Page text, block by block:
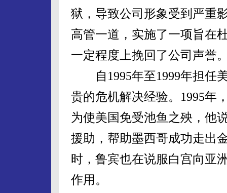
狱，导致公司形象受到严重
高管一道，实施了一项旨在
一定程度上挽回了公司声誉
自1995年至1999年担任
贵的危机解决经验。1995年
为使美国免受池鱼之殃，他
援助，帮助墨西哥成功走出
时，鲁宾也在说服白宫向亚
作用。